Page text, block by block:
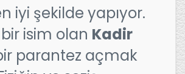
iyi şekilde yapıyor.
isim olan Kadir
parantez açmak